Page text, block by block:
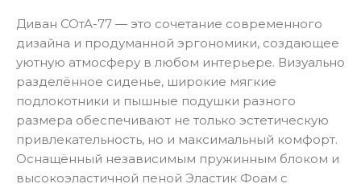
Диван СОтА-77 — это сочетание современного
дизайна и продуманной эргономики, создающее
уютную атмосферу в любом интерьере. Визуально
разделённое сиденье, широкие мягкие
подлокотники и пышные подушки разного
размера обеспечивают не только эстетическую
привлекательность, но и максимальный комфорт.​
Оснащённый независимым пружинным блоком и
высокоэластичной пеной Эластик Фоам с